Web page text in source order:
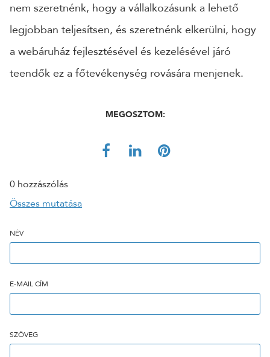
nem szeretnénk, hogy a vállalkozásunk a lehető
legjobban teljesítsen, és szeretnénk elkerülni, hogy
a webáruház fejlesztésével és kezelésével járó
teendők ez a főtevékenység rovására menjenek.
MEGOSZTOM:
0 hozzászólás
Összes mutatása
NÉV
E-MAIL CÍM
SZÖVEG